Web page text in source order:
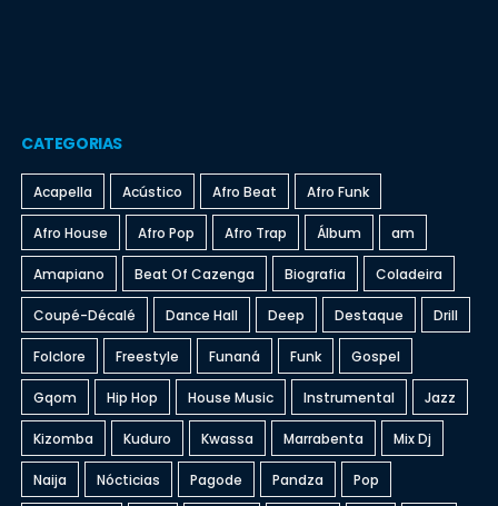
CATEGORIAS
Acapella Acústico Afro Beat Afro Funk
Afro House Afro Pop Afro Trap Álbum am
Amapiano Beat Of Cazenga Biografia Coladeira
Coupé-Décalé Dance Hall Deep Destaque Drill
Folclore Freestyle Funaná Funk Gospel
Gqom Hip Hop House Music Instrumental Jazz
Kizomba Kuduro Kwassa Marrabenta Mix Dj
Naija Nócticias Pagode Pandza Pop